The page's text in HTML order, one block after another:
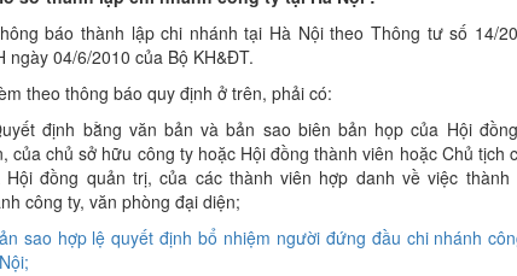
báo thành lập chi nhánh tại Hà Nội theo Thông tư số 14/
ngày 04/6/2010 của Bộ KH&ĐT.
theo thông báo quy định ở trên, phải có:
định bằng văn bản và bản sao biên bản họp của Hội
của chủ sở hữu công ty hoặc Hội đồng thành viên hoặc Chủ tịch
Hội đồng quản trị, của các thành viên hợp danh về việc thành
công ty, văn phòng đại diện;
sao hợp lệ quyết định bổ nhiệm người đứng đầu chi nhánh